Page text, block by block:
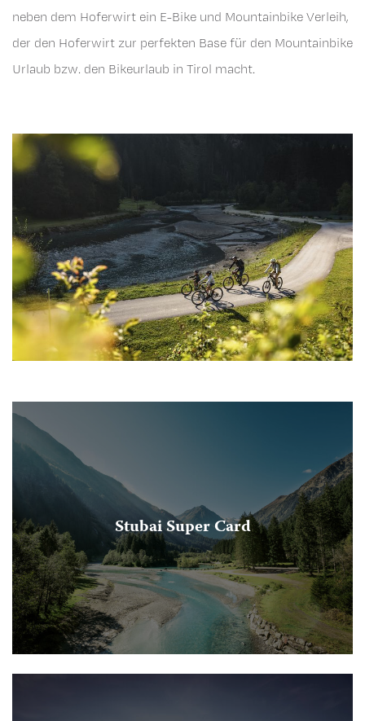
neben dem Hoferwirt ein E-Bike und Mountainbike Verleih,
der den Hoferwirt zur perfekten Base für den Mountainbike
Urlaub bzw. den Bikeurlaub in Tirol macht.
Stubai Super Card